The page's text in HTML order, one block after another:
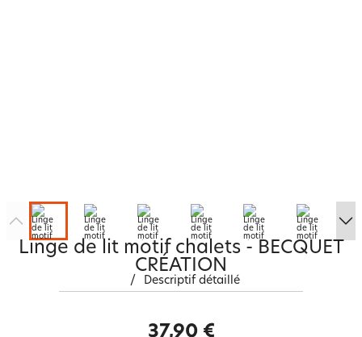
Linge de lit motif chalets - BECQUET
CRÉATION
/ Descriptif détaillé
37,90 €